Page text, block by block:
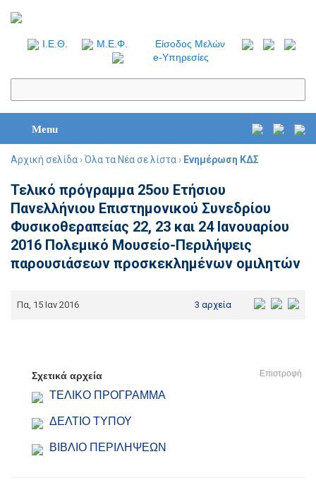
I.Ε.Θ. Μ.Ε.Φ.
Είσοδος Μελών
e-Υπηρεσίες
Menu
Αρχική σελίδα ›Όλα τα Νέα σε λίστα › Ενημέρωση ΚΔΣ
Τελικό πρόγραμμα 25ου Ετήσιου
Πανελλήνιου Επιστημονικού Συνεδρίου
Φυσικοθεραπείας 22, 23 και 24 Ιανουαρίου
2016 Πολεμικό Μουσείο-Περιλήψεις
παρουσιάσεων προσκεκλημένων ομιλητών
Πα, 15 Ιαν 2016 3 αρχεία
Επιστροφή
Σχετικά αρχεία
ΤΕΛΙΚΟ ΠΡΟΓΡΑΜΜΑ
ΔΕΛΤΙΟ ΤΥΠΟΥ
ΒΙΒΛΙΟ ΠΕΡΙΛΗΨΕΩΝ